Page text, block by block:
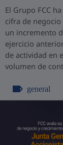
El Grupo FCC
cifra de
un incremento
ejercicio
de actividad en
volumen de
general